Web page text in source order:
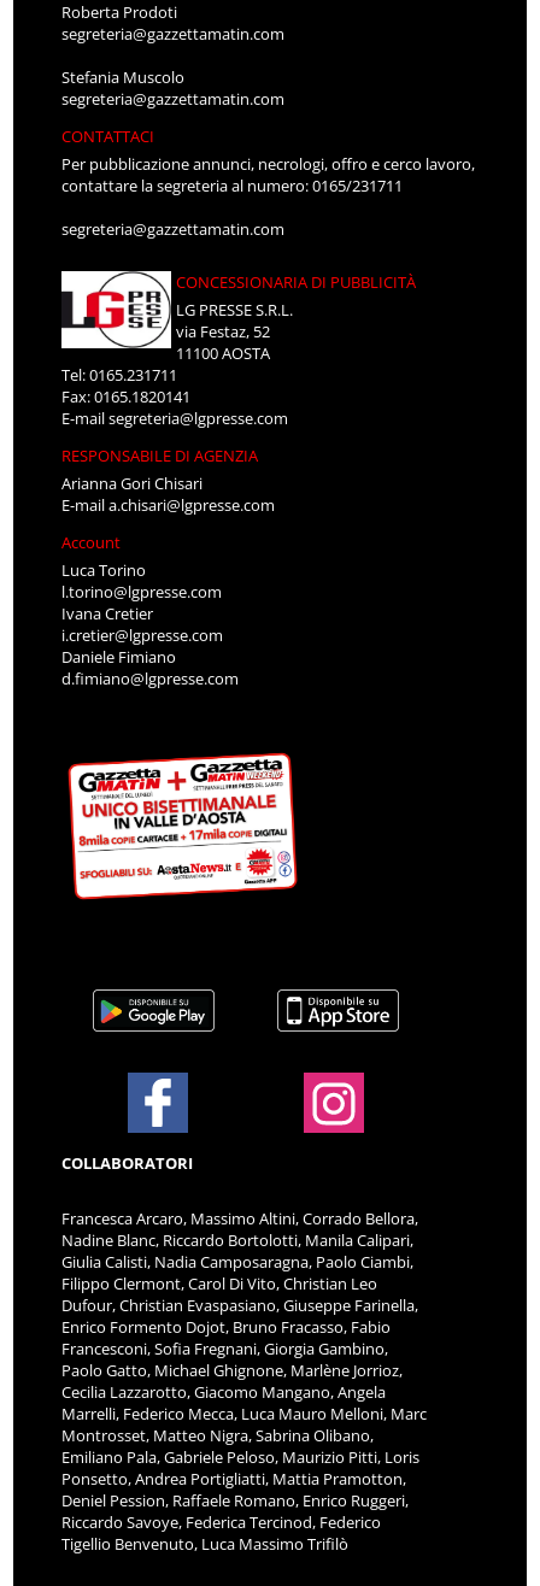
Roberta Prodoti
segreteria@gazzettamatin.com
Stefania Muscolo
segreteria@gazzettamatin.com
CONTATTACI
Per pubblicazione annunci, necrologi, offro e cerco lavoro,
contattare la segreteria al numero: 0165/231711
segreteria@gazzettamatin.com
CONCESSIONARIA DI PUBBLICITÀ
LG PRESSE S.R.L.
via Festaz, 52
11100 AOSTA
Tel: 0165.231711
Fax: 0165.1820141
E-mailsegreteria@lgpresse.com
RESPONSABILE DI AGENZIA
Arianna Gori Chisari
E-maila.chisari@lgpresse.com
Account
Luca Torino
l.torino@lgpresse.com
Ivana Cretier
i.cretier@lgpresse.com
Daniele Fimiano
d.fimiano@lgpresse.com
COLLABORATORI
Francesca Arcaro, Massimo Altini, Corrado Bellora,
Nadine Blanc, Riccardo Bortolotti, Manila Calipari,
Giulia Calisti, Nadia Camposaragna, Paolo Ciambi,
Filippo Clermont, Carol Di Vito, Christian Leo
Dufour, Christian Evaspasiano, Giuseppe Farinella,
Enrico Formento Dojot, Bruno Fracasso, Fabio
Francesconi, Sofia Fregnani, Giorgia Gambino,
Paolo Gatto, Michael Ghignone, Marlène Jorrioz,
Cecilia Lazzarotto, Giacomo Mangano, Angela
Marrelli, Federico Mecca, Luca Mauro Melloni, Marc
Montrosset, Matteo Nigra, Sabrina Olibano,
Emiliano Pala, Gabriele Peloso, Maurizio Pitti, Loris
Ponsetto, Andrea Portigliatti, Mattia Pramotton,
Deniel Pession, Raffaele Romano, Enrico Ruggeri,
Riccardo Savoye, Federica Tercinod, Federico
Tigellio Benvenuto, Luca Massimo Trifilò